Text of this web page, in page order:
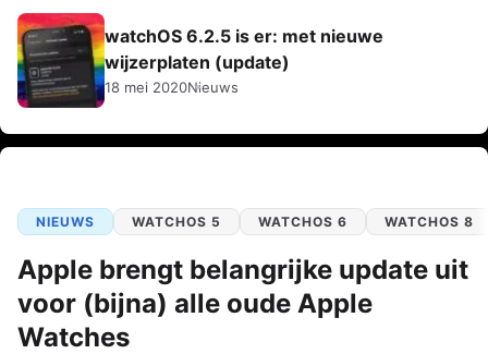
watchOS 6.2.5 is er: met nieuwe
wijzerplaten (update)
18 mei 2020Nieuws
NIEUWS WATCHOS 5 WATCHOS 6 WATCHOS 8
Apple brengt belangrijke update uit
voor (bijna) alle oude Apple
Watches